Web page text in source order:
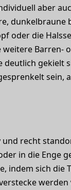
aber
dunkelbraune
oder die
Barren-
deutlich gekielt
sein,
recht
in die Enge
indem sich die